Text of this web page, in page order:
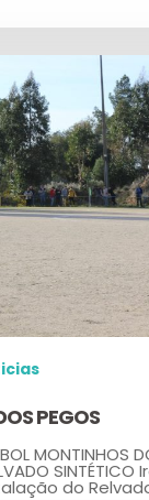
PEGOS
MONTINHOS
SINTÉTICO
do